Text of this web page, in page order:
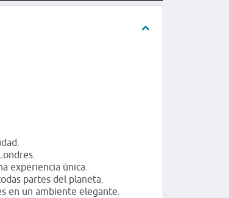
experiencia única.
partes del planeta.
en un ambiente elegante.